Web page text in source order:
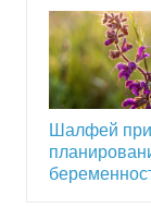
Шалфей при